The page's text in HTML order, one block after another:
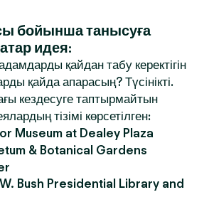
бойынша танысуға
идея:
қайдан табу керектігін
қайда апарасың? Түсінікті.
кездесуге таптырмайтын
тізімі көрсетілген:
Museum at Dealey Plaza
& Botanical Gardens
Bush Presidential Library and